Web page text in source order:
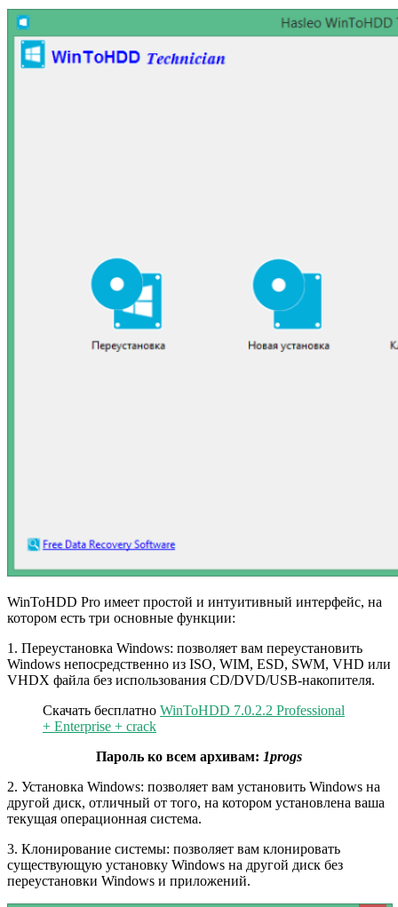
WinToHDD Pro имеет простой и интуитивный интерфейс, на
котором есть три основные функции:
1. Переустановка Windows: позволяет вам переустановить
Windows непосредственно из ISO, WIM, ESD, SWM, VHD или
VHDX файла без использования CD/DVD/USB-накопителя.
Скачать бесплатно WinToHDD 7.0.2.2 Professional
+ Enterprise + crack
Пароль ко всем архивам: 1progs
2. Установка Windows: позволяет вам установить Windows на
другой диск, отличный от того, на котором установлена ваша
текущая операционная система.
3. Клонирование системы: позволяет вам клонировать
существующую установку Windows на другой диск без
переустановки Windows и приложений.